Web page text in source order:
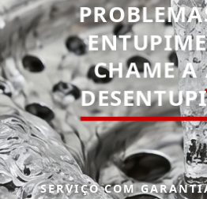
CHAME A
SERVIÇO COM